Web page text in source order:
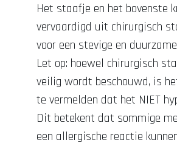
Het staafje en het bovenste
vervaardigd uit chirurgisch
voor een stevige en
Let op: hoewel chirurgisch
veilig wordt beschouwd, is
te vermelden dat het NIET
Dit betekent dat sommige
een allergische reactie